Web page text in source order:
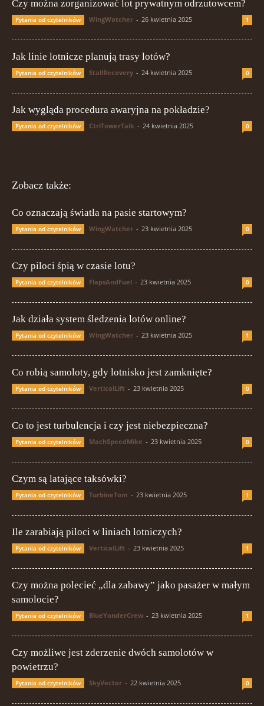
Czy można zorganizować lot prywatnym odrzutowcem?
Pytania od czytelników WingWatcher - 26 kwietnia 2025 1
Jak linie lotnicze planują trasy lotów?
Pytania od czytelników StallRecovery - 24 kwietnia 2025 0
Jak wygląda procedura awaryjna na pokładzie?
Pytania od czytelników CtrlTowerTalk - 24 kwietnia 2025 0
Zobacz także:
Co oznaczają światła na pasie startowym?
Pytania od czytelników WingWatcher - 23 kwietnia 2025 0
Czy piloci śpią w czasie lotu?
Pytania od czytelników FlapsAndFuel - 23 kwietnia 2025 0
Jak działa system śledzenia lotów online?
Pytania od czytelników WingWatcher - 23 kwietnia 2025 1
Co robią samoloty, gdy lotnisko jest zamknięte?
Pytania od czytelników VerticalLift - 23 kwietnia 2025 0
Co to jest turbulencja i czy jest niebezpieczna?
Pytania od czytelników MachSpeedMike - 23 kwietnia 2025 0
Czym są latające taksówki?
Pytania od czytelników TurbineTom - 23 kwietnia 2025 1
Ile zarabiają piloci w liniach lotniczych?
Pytania od czytelników VerticalLift - 23 kwietnia 2025 1
Czy można polecieć „dla zabawy” jako pasażer w małym
samolocie?
Pytania od czytelników BlueYonderCrew - 23 kwietnia 2025 1
Czy możliwe jest zderzenie dwóch samolotów w
powietrzu?
Pytania od czytelników SkyVector - 22 kwietnia 2025 0